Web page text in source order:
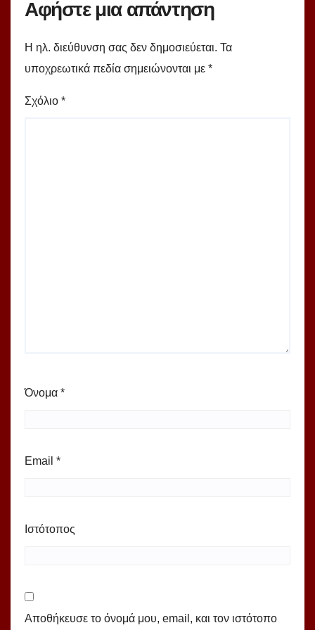
Αφήστε μια απάντηση
Η ηλ. διεύθυνση σας δεν δημοσιεύεται. Τα
υποχρεωτικά πεδία σημειώνονται με *
Σχόλιο *
Όνομα *
Email *
Ιστότοπος
Αποθήκευσε το όνομά μου, email, και τον ιστότοπο